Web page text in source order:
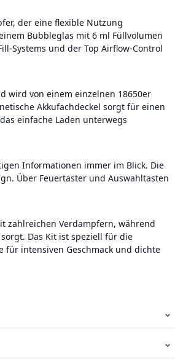
der eine flexible Nutzung
Bubbleglas mit 6 ml Füllvolumen
Systems und der Top Airflow-Control
wird von einem einzelnen 18650er
Akkufachdeckel sorgt für einen
einfache Laden unterwegs
Informationen immer im Blick. Die
Über Feuertaster und Auswahltasten
zahlreichen Verdampfern, während
Das Kit ist speziell für die
für intensiven Geschmack und dichte
⌄
⌄